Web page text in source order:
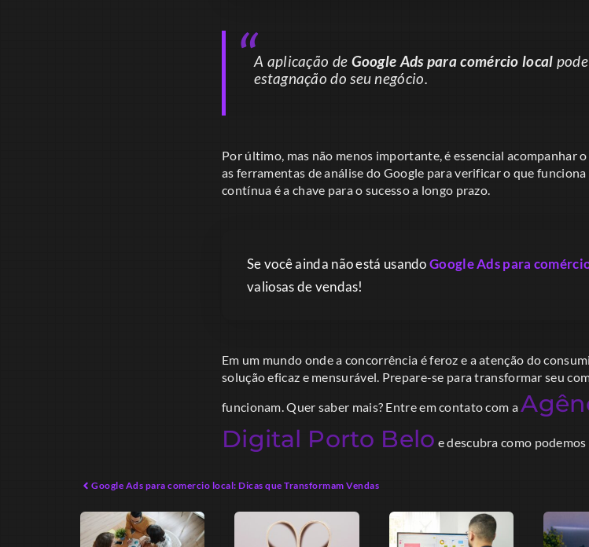
A aplicação de Google Ads para comércio local
estagnação do seu negócio.
Por último, mas não menos importante, é essencial acompanhar
as ferramentas de análise do Google para verificar o que
contínua é a chave para o sucesso a longo prazo.
Se você ainda não está usandoGoogle Ads para
valiosas de vendas!
Em um mundo onde a concorrência é feroz e a atenção do
solução eficaz e mensurável. Prepare-se para transformar seu
funcionam. Quer saber mais? Entre em contato com a
Digital Porto Belo e descubra como
Google Ads para comercio local: Dicas que Transformam Vendas